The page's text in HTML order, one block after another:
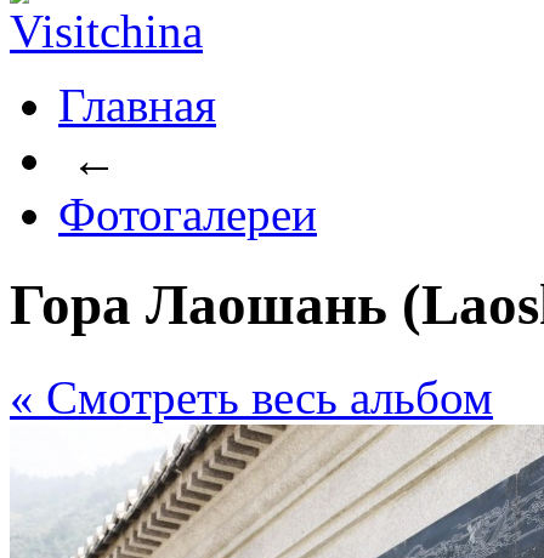
Главная
←
Фотогалереи
Гора Лаошань
« Cмотреть весь альбом